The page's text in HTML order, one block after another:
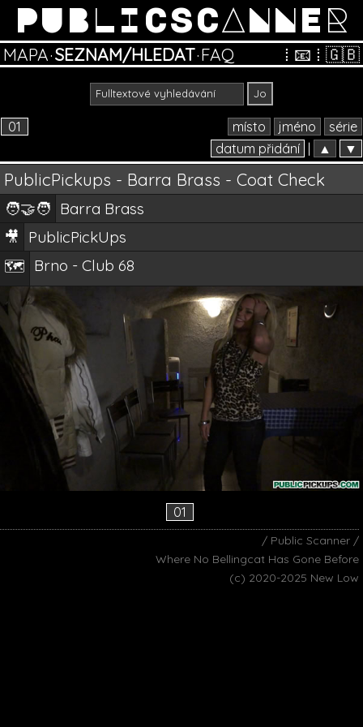
PUBLICSCANNER
MAPA·SEZNAM/HLEDAT·FAQ ⁞ 📧 ⁞ 🇬🇧
01 místo jméno
série
datum přidání
▲ ▼
PublicPickups - Barra Brass - Coat Check
🧑‍🤝‍🧑 Barra Brass
🎥 PublicPickUps
🗺️ Brno - Club 68
01
/ Public Scanner /
Where No Bellingcat Has Gone Before
(c) 2020-2025 New Low